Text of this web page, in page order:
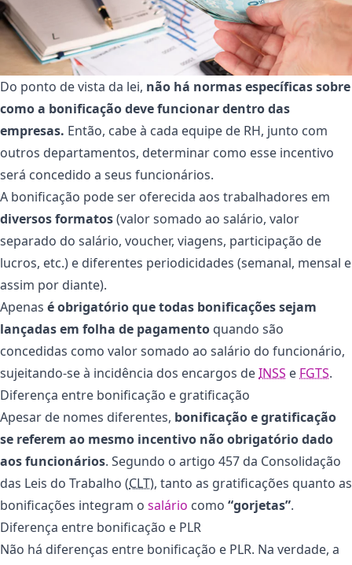
Do ponto de vista da lei, não há normas específicas sobre
como a bonificação deve funcionar dentro das
empresas. Então, cabe à cada equipe de RH, junto com
outros departamentos, determinar como esse incentivo
será concedido a seus funcionários.
A bonificação pode ser oferecida aos trabalhadores em
diversos formatos(valor somado ao salário, valor
separado do salário, voucher, viagens, participação de
lucros, etc.) e diferentes periodicidades (semanal, mensal e
assim por diante).
Apenas é obrigatório que todas bonificações sejam
lançadas em folha de pagamento quando são
concedidas como valor somado ao salário do funcionário,
sujeitando-se à incidência dos encargos deINSS e FGTS.
Diferença entre bonificação e gratificação
Apesar de nomes diferentes, bonificação e gratificação
se referem ao mesmo incentivo não obrigatório dado
aos funcionários. Segundo o artigo 457 da Consolidação
das Leis do Trabalho (CLT), tanto as gratificações quanto as
bonificações integram o salário como “gorjetas”.
Diferença entre bonificação e PLR
Não há diferenças entre bonificação e PLR. Na verdade, a